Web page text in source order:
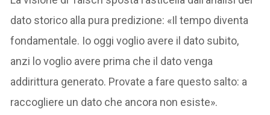
dato storico alla pura predizione: «Il tempo diventa
fondamentale. Io oggi voglio avere il dato subito,
anzi lo voglio avere prima che il dato venga
addirittura generato. Provate a fare questo salto: a
raccogliere un dato che ancora non esiste».